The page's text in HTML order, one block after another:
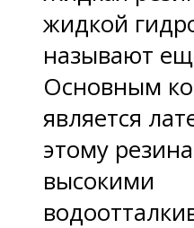
жидкой
называют
Основным
является
этому
высокими